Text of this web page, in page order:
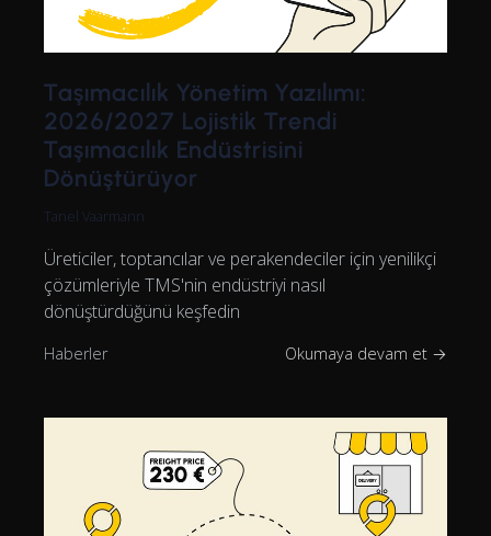
Taşımacılık Yönetim Yazılımı:
2026/2027 Lojistik Trendi
Taşımacılık Endüstrisini
Dönüştürüyor
Tanel Vaarmann
Üreticiler, toptancılar ve perakendeciler için yenilikçi
çözümleriyle TMS'nin endüstriyi nasıl
dönüştürdüğünü keşfedin
Haberler Okumaya devam et →